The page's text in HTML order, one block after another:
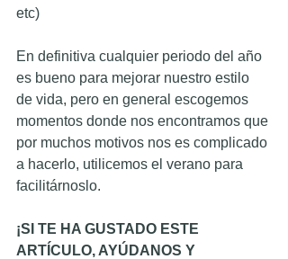
etc)
En definitiva cualquier periodo del año
es bueno para mejorar nuestro estilo
de vida, pero en general escogemos
momentos donde nos encontramos que
por muchos motivos nos es complicado
a hacerlo, utilicemos el verano para
facilitárnoslo.
¡SI TE HA GUSTADO ESTE
ARTÍCULO, AYÚDANOS Y